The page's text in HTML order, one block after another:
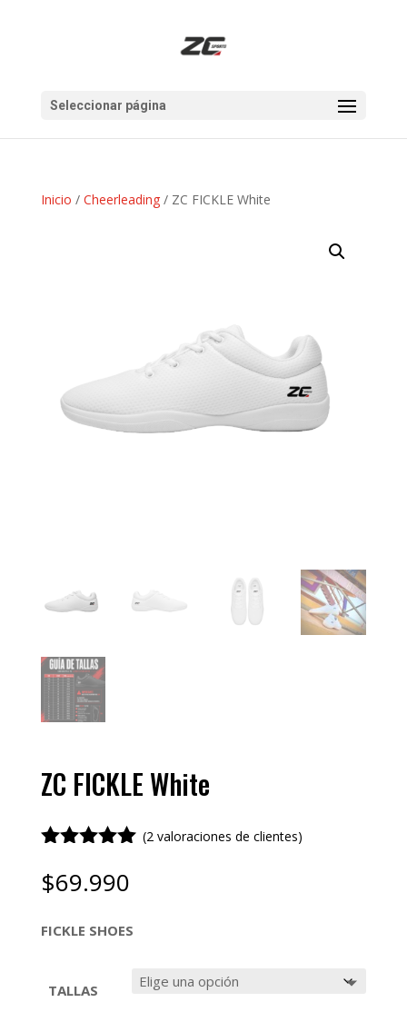
Seleccionar página
Inicio / Cheerleading/ ZC FICKLE White
ZC FICKLE White
con5.00de
5 en base
valoracione
(2valoraciones de clientes)
$69.990
FICKLE SHOES
TALLAS